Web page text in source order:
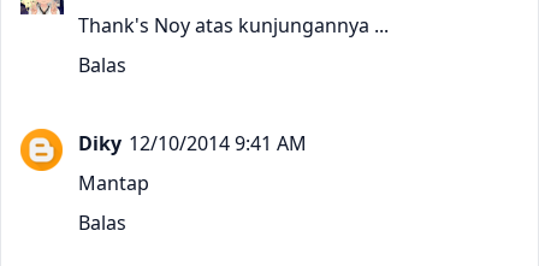
Thank's Noy atas kunjungannya ...
Balas
Diky 12/10/2014 9:41 AM
Mantap
Balas